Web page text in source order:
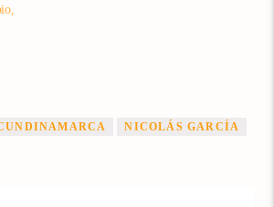
NICOLÁS GARCÍA